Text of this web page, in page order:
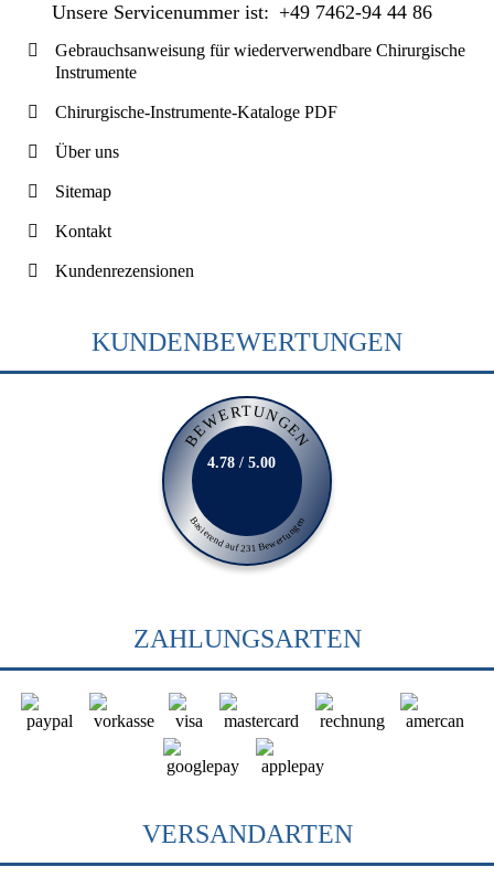
Unsere Servicenummer ist: +49 7462-94 44 86
Gebrauchsanweisung für wiederverwendbare Chirurgische
Instrumente
Chirurgische-Instrumente-Kataloge PDF
Über uns
Sitemap
Kontakt
Kundenrezensionen
KUNDENBEWERTUNGEN
BEWERTUNGEN
Basierend auf 231 Bewertungen
4.78 / 5.00
ZAHLUNGSARTEN
VERSANDARTEN